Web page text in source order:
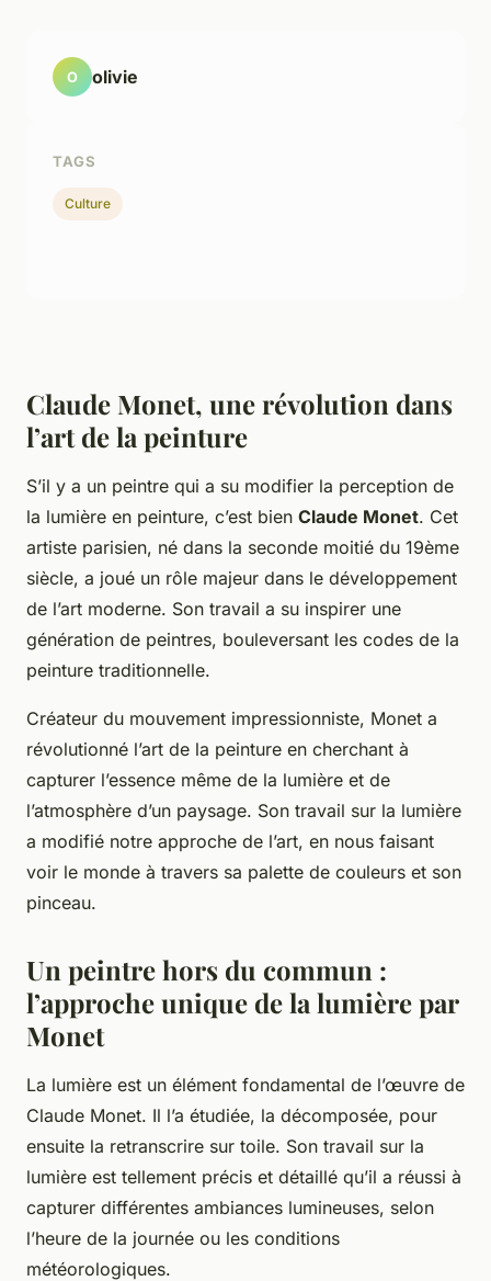
Claude Monet, une révolution dans
l’art de la peinture
S’il y a un peintre qui a su modifier la perception de
la lumière en peinture, c’est bien Claude Monet. Cet
artiste parisien, né dans la seconde moitié du 19ème
siècle, a joué un rôle majeur dans le développement
de l’art moderne. Son travail a su inspirer une
génération de peintres, bouleversant les codes de la
peinture traditionnelle.
Créateur du mouvement impressionniste, Monet a
révolutionné l’art de la peinture en cherchant à
capturer l’essence même de la lumière et de
l’atmosphère d’un paysage. Son travail sur la lumière
a modifié notre approche de l’art, en nous faisant
voir le monde à travers sa palette de couleurs et son
pinceau.
Un peintre hors du commun :
l’approche unique de la lumière par
Monet
La lumière est un élément fondamental de l’œuvre de
Claude Monet. Il l’a étudiée, la décomposée, pour
ensuite la retranscrire sur toile. Son travail sur la
lumière est tellement précis et détaillé qu’il a réussi à
capturer différentes ambiances lumineuses, selon
l’heure de la journée ou les conditions
météorologiques.
O olivie
TAGS
Culture